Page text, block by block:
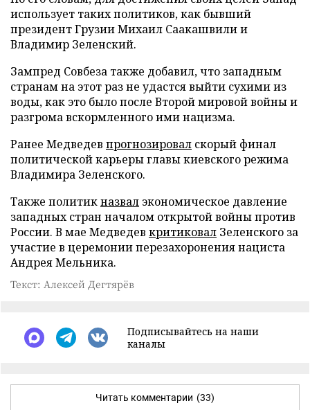
использует таких политиков, как бывший
президент Грузии Михаил Саакашвили и
Владимир Зеленский.
Зампред Совбеза также добавил, что западным
странам на этот раз не удастся выйти сухими из
воды, как это было после Второй мировой войны и
разгрома вскормленного ими нацизма.
Ранее Медведев прогнозировал скорый финал
политической карьеры главы киевского режима
Владимира Зеленского.
Также политикназвал экономическое давление
западных стран началом открытой войны против
России. В мае Медведев критиковал Зеленского за
участие в церемонии перезахоронения нациста
Андрея Мельника.
Текст: Алексей Дегтярёв
Подписывайтесь на наши
каналы
Читать комментарии (33)